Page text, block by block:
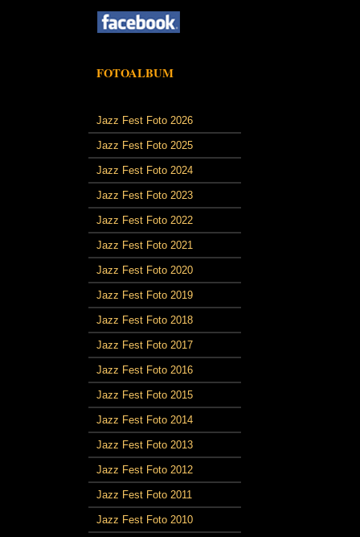
FOTOALBUM
Jazz Fest Foto 2026
Jazz Fest Foto 2025
Jazz Fest Foto 2024
Jazz Fest Foto 2023
Jazz Fest Foto 2022
Jazz Fest Foto 2021
Jazz Fest Foto 2020
Jazz Fest Foto 2019
Jazz Fest Foto 2018
Jazz Fest Foto 2017
Jazz Fest Foto 2016
Jazz Fest Foto 2015
Jazz Fest Foto 2014
Jazz Fest Foto 2013
Jazz Fest Foto 2012
Jazz Fest Foto 2011
Jazz Fest Foto 2010